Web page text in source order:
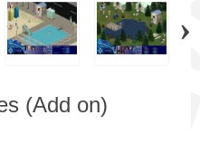
›
(Add on)